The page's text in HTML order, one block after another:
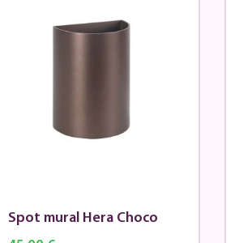
Spot mural Hera Choco